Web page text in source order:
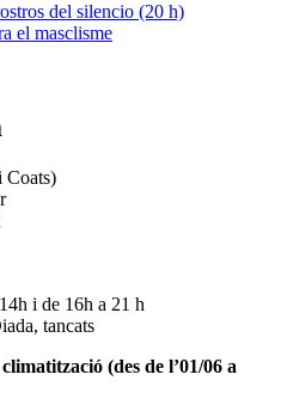
del silencio (20 h)
el masclisme
Coats)
i de 16h a 21 h
tancats
(des de l’01/06 a